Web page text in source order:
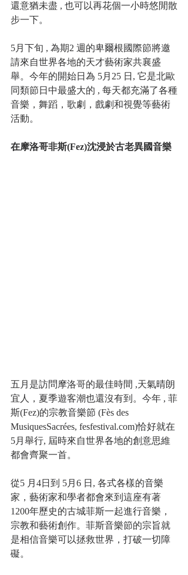
還意猶未盡 , 也可以再花個一小時悠閒散
步一下。
5月下旬 , 為期2 週的卑爾根國際節將邀
請來自世界各地的天才藝術家共襄盛
舉。今年的開始日為 5月25 日, 它是北歐
同類節日中最盛大的 , 每天都充滿了各種
音樂，舞蹈，歌劇，戲劇和視覺等藝術
活動。
在摩洛哥非斯(Fez)沈浸於古老異國音樂
五月是訪問摩洛哥的最佳時間 ,天氣晴朗
宜人，夏季遊客潮也還沒有到。今年 , 菲
斯(Fez)的宗教音樂節 (Fès des
MusiquesSacrées, fesfestival.com)恰好就在
5月舉行, 屆時來自世界各地的創意思維
都會齊聚一首。
從5 月4日到 5月6 日, 各式各樣的音樂
家，藝術家和學者都會來到這座有著
1200年歷史的古城菲斯一起進行音樂，
宗教和藝術創作。菲斯音樂節的宗旨就
是相信音樂可以拯救世界，打破一切障
礙。